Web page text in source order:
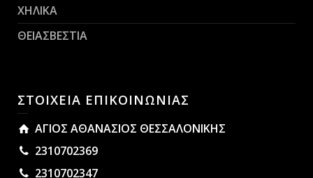
ΧΗΛΙΚΑ
ΘΕΙΑΣΒΕΣΤΙΑ
ΣΤΟΙΧΕΙΑ ΕΠΙΚΟΙΝΩΝΙΑΣ
ΑΓΙΟΣ ΑΘΑΝΑΣΙΟΣ ΘΕΣΣΑΛΟΝΙΚΗΣ
2310702369
2310702347